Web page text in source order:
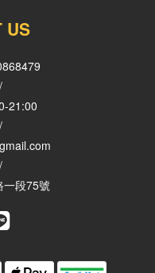
US
21:00
一段75號